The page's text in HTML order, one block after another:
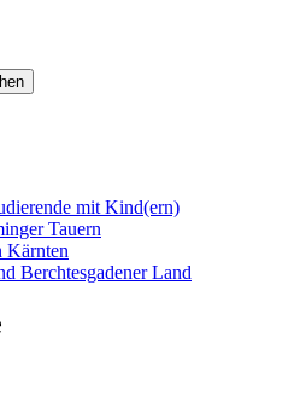
mit Kind(ern)
Tauern
Kärnten
Berchtesgadener Land